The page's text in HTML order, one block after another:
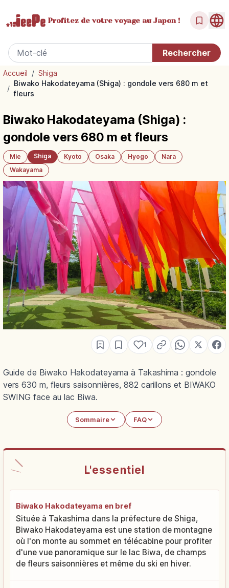
Profitez de votrevoyage au Japon !
Accueil / Shiga
/
Biwako Hakodateyama (Shiga) : gondole vers 680 m et
fleurs
Biwako Hakodateyama (Shiga) :
gondole vers 680 m et fleurs
Mie Shiga Kyoto Osaka Hyogo
Nara
Wakayama
1
Guide de Biwako Hakodateyama à Takashima : gondole
vers 630 m, fleurs saisonnières, 882 carillons et BIWAKO
SWING face au lac Biwa.
Sommaire FAQ
L'essentiel
Biwako Hakodateyama en bref
Située à Takashima dans la préfecture de Shiga,
Biwako Hakodateyama est une station de montagne
où l'on monte au sommet en télécabine pour profiter
d'une vue panoramique sur le lac Biwa, de champs
de fleurs saisonnières et même du ski en hiver.